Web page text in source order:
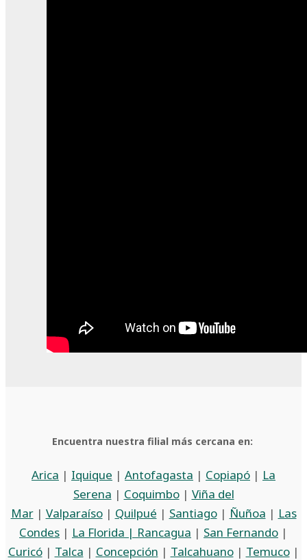
Encuentra nuestra filial más cercana en:
Arica | Iquique | Antofagasta | Copiapó | La
Serena | Coquimbo| Viña del
Mar| Valparaíso| Quilpué | Santiago| Ñuñoa | Las
Condes | La Florida | Rancagua | San Fernando |
Curicó| Talca | Concepción | Talcahuano| Temuco|